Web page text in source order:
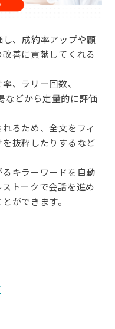
、成約率アップや顧
善に貢献してくれる
、ラリー回数、
どから定量的に評価
るため、全文をフィ
抜粋したりするなど
キラーワードを自動
トークで会話を進め
ができます。